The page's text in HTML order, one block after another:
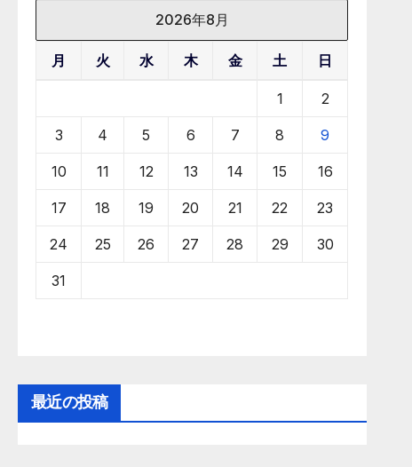
2026年8月
月 火 水 木 金 土 日
1 2
3 4 5 6 7 8 9
10 11 12 13 14 15 16
17 18 19 20 21 22 23
24 25 26 27 28 29 30
31
最近の投稿